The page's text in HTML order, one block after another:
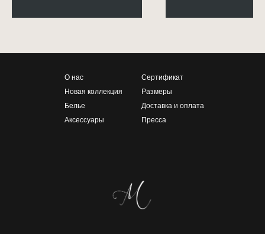
О нас
Новая коллекция
Белье
Аксессуары
Сертификат
Размеры
Доставка и оплата
Пресса